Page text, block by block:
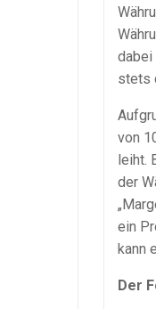
dabei
stets
von
leiht.
der
ein
kann
Der